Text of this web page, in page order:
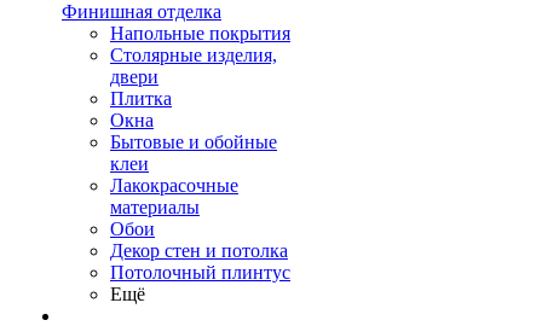
Финишная отделка
Напольные покрытия
Столярные изделия,
двери
Плитка
Окна
Бытовые и обойные
клеи
Лакокрасочные
материалы
Обои
Декор стен и потолка
Потолочный плинтус
Ещё